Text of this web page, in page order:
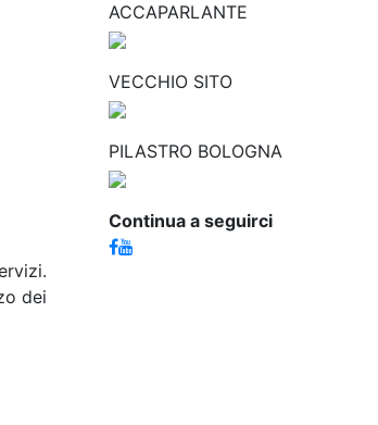
ACCAPARLANTE
VECCHIO SITO
PILASTRO BOLOGNA
dei
Continua a seguirci